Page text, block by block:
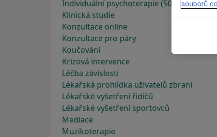
Individuální psychoterapie (50 minut)
Klinická studie
Konzultace online
Konzultace pro páry
Koučování
Krizová intervence
Léčba závislostí
Lékařská prohlídka uživatelů zbraní
Lékařské vyšetření řidičů
Lékařské vyšetření sportovců
Mediace
Muzikoterapie
souborů